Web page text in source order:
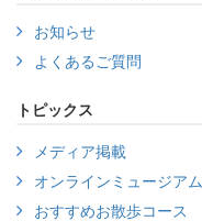
お知らせ
よくあるご質問
トピックス
メディア掲載
オンラインミュージアム
おすすめお散歩コース